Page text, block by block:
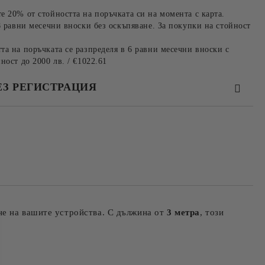
от стойността на поръчката си на момента с карта.
равни месечни вноски без оскъпяване. За покупки на стойност
на поръчката се разпределя в 6 равни месечни вноски с
до 2000 лв. / €1022.61
РЕГИСТРАЦИЯ
на работния ден.
на вашите устройства. С дължина от 3 метра, този